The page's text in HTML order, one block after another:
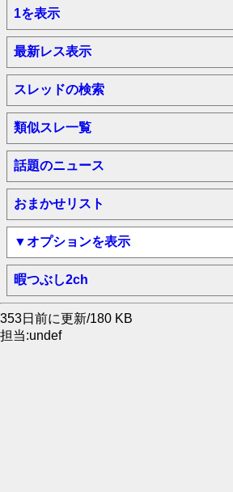
1を表示
最新レス表示
スレッドの検索
類似スレ一覧
話題のニュース
おまかせリスト
▼オプションを表示
暇つぶし2ch
353日前に更新/180 KB
担当:undef